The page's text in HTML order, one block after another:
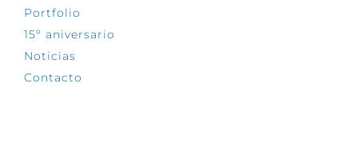
Portfolio
15º aniversario
Noticias
Contacto